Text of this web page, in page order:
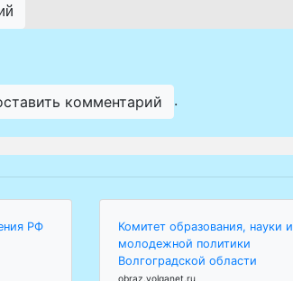
комментарий .
РФ
Комитет образования, науки и
молодежной политики
Волгоградской области
obraz.volganet.ru